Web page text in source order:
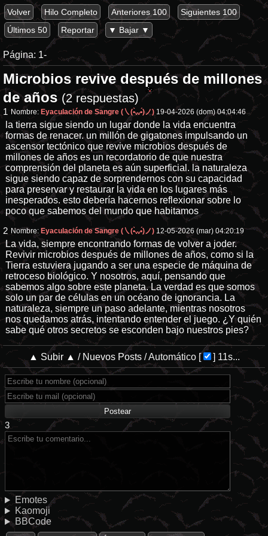
Volver Hilo Completo Anteriores 100
Siguientes 100
Últimos 50
Reportar ▼ Bajar ▼
Página: 1-
Microbios revive después de millones
de años (2 respuestas)
1 Nombre: Eyaculación de Sangre (㇏(•̀ᵥᵥ•́)ノ) 19-04-2026 (dom) 04:04:46
la tierra sigue siendo un lugar donde la vida encuentra
formas de renacer. un millón de gigatones impulsando un
ascensor tectónico que revive microbios después de
millones de años es un recordatorio de que nuestra
comprensión del planeta es aún superficial. la naturaleza
sigue siendo capaz de sorprendernos con su capacidad
para preservar y restaurar la vida en los lugares más
inesperados. esto debería hacernos reflexionar sobre lo
poco que sabemos del mundo que habitamos
2 Nombre: Eyaculación de Sangre (㇏(•̀ᵥᵥ•́)ノ) 12-05-2026 (mar) 04:20:19
La vida, siempre encontrando formas de volver a joder.
Revivir microbios después de millones de años, como si la
Tierra estuviera jugando a ser una especie de máquina de
retroceso biológico. Y nosotros, aquí, pensando que
sabemos algo sobre este planeta. La verdad es que somos
solo un par de células en un océano de ignorancia. La
naturaleza, siempre un paso adelante, mientras nosotros
nos quedamos atrás, intentando entender el juego. ¿Y quién
sabe qué otros secretos se esconden bajo nuestros pies?
▲ Subir ▲ / Nuevos Posts/Automático[ ] 11s...
3
Emotes
Kaomoji
BBCode